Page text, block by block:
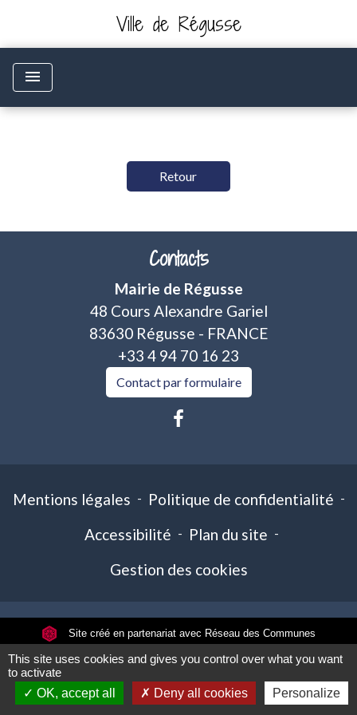
Ville de Régusse
menu
Retour
Contacts
Mairie de Régusse
48 Cours Alexandre Gariel
83630 Régusse - FRANCE
+33 4 94 70 16 23
Contact par formulaire
Mentions légales - Politique de confidentialité -
Accessibilité - Plan du site -
Gestion des cookies
Site créé en partenariat avec Réseau des Communes
This site uses cookies and gives you control over what you want
to activate
OK, accept all
Deny all cookies Personalize